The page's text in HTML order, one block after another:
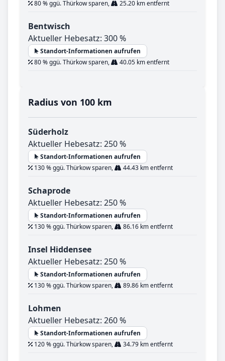
80 % ggü. Thürkow sparen,
25.20 km entfernt
Bentwisch
Aktueller Hebesatz: 300 %
Standort-Informationen aufrufen
80 % ggü. Thürkow sparen,
40.05 km entfernt
Radius von 100 km
Süderholz
Aktueller Hebesatz: 250 %
Standort-Informationen aufrufen
130 % ggü. Thürkow sparen,
44.43 km entfernt
Schaprode
Aktueller Hebesatz: 250 %
Standort-Informationen aufrufen
130 % ggü. Thürkow sparen,
86.16 km entfernt
Insel Hiddensee
Aktueller Hebesatz: 250 %
Standort-Informationen aufrufen
130 % ggü. Thürkow sparen,
89.86 km entfernt
Lohmen
Aktueller Hebesatz: 260 %
Standort-Informationen aufrufen
120 % ggü. Thürkow sparen,
34.79 km entfernt